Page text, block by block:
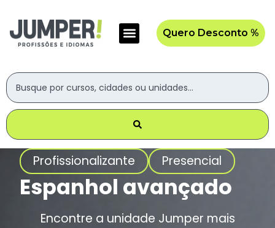
Quero Desconto %
Profissionalizante Presencial
Espanhol avançado
Encontre a unidade Jumper mais